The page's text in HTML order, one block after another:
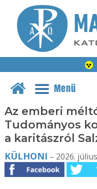
Menü
Az emberi
Tudományos
a karitászról
KÜLHONI – 2026.